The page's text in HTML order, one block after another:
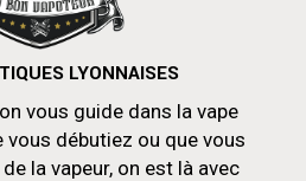
LYONNAISES
vous guide dans la vape
débutiez ou que vous
la vapeur, on est là avec